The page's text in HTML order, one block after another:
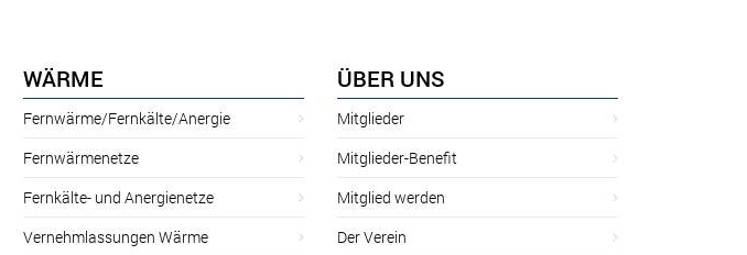
WÄRME
Fernwärme/Fernkälte/Anergie
Fernwärmenetze
Fernkälte- und Anergienetze
Vernehmlassungen Wärme
ÜBER UNS
Mitglieder
Mitglieder-Benefit
Mitglied werden
Der Verein